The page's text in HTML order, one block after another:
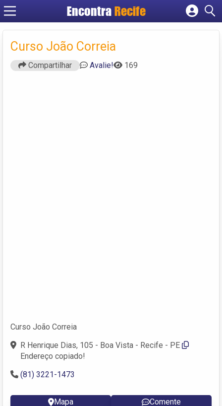
Encontra Recife
Cadastrar empresa
Criar conta
Curso João Correia
Compartilhar Avalie! 169
Curso João Correia
R Henrique Dias, 105 - Boa Vista - Recife - PE
Endereço copiado!
(81) 3221-1473
Mapa Comente